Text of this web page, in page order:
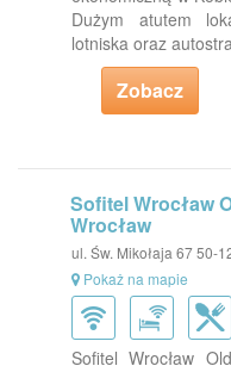
Dużym atutem
lotniska oraz
Zobacz
Sofitel Wrocław
Wrocław
ul. Św. Mikołaja 67 50-
Pokaż na mapie
Sofitel Wrocław